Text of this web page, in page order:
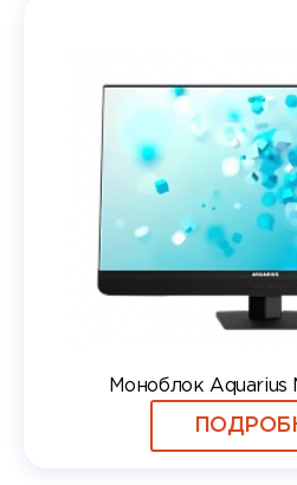
Моноблок Aquarius